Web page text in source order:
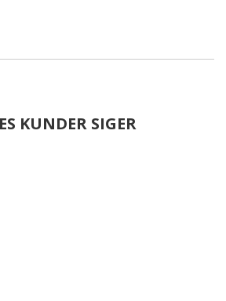
KUNDER SIGER